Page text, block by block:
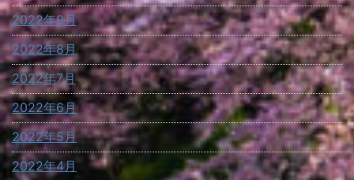
2022年9月
2022年8月
2022年7月
2022年6月
2022年5月
2022年4月